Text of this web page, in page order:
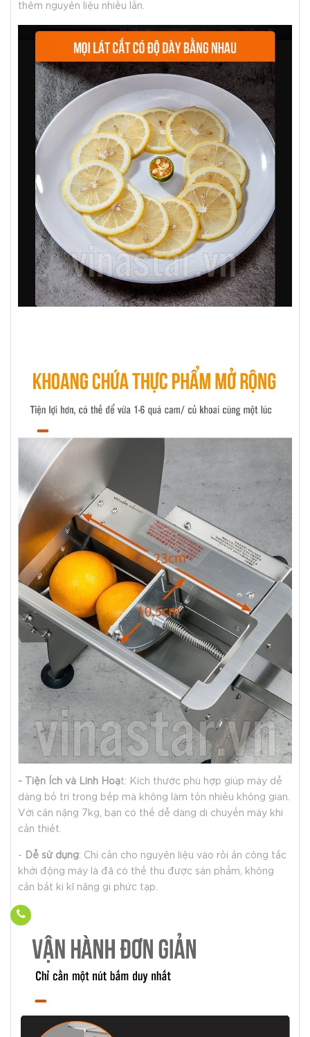
thêm nguyên liệu nhiều lần.
- Tiện Ích và Linh Hoạt: Kích thước phù hợp giúp máy dễ
dàng bố trí trong bếp mà không làm tốn nhiều không gian.
Với cân nặng 7kg, bạn có thể dễ dàng di chuyển máy khi
cần thiết.
- Dễ sử dụng: Chỉ cần cho nguyên liệu vào rồi ấn công tắc
khởi động máy là đã có thể thu được sản phẩm, không
cần bất kì kĩ năng gì phức tạp.